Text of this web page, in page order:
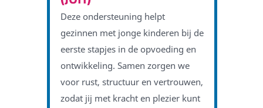
Deze ondersteuning helpt
gezinnen met jonge kinderen bij de
eerste stapjes in de opvoeding en
ontwikkeling. Samen zorgen we
voor rust, structuur en vertrouwen,
zodat jij met kracht en plezier kunt